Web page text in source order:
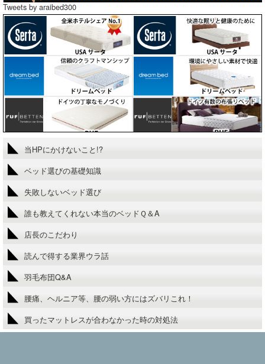
Tweets by araibed300
当HPにかけないこと!?
ベッド選びの基礎知識
失敗しないベッド選び
誰も教えてくれない本当のベッドＱ＆A
店長のこだわり
読んで得する業界ウラ話
羽毛布団Q&A
腰痛、ヘルニア等、腰の弱い方にはズバリこれ！
買ったマットレスが合わなかった時の対処法